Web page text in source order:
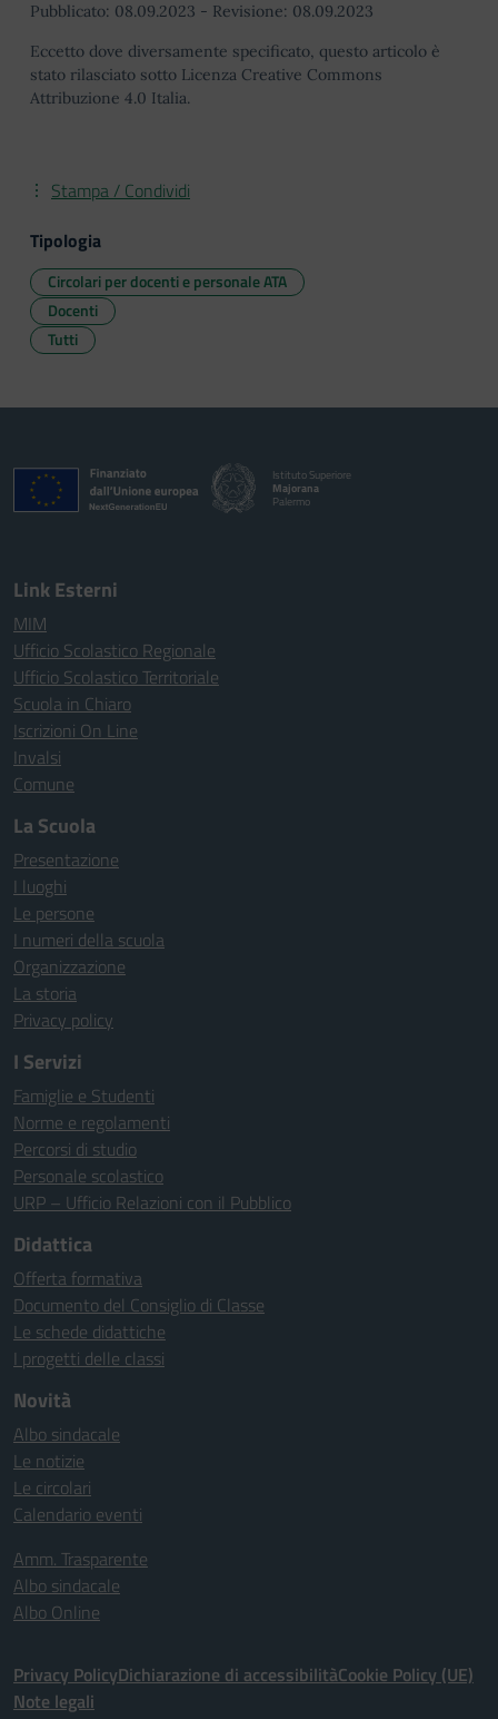
Pubblicato: 08.09.2023 - Revisione: 08.09.2023
Eccetto dove diversamente specificato, questo articolo è
stato rilasciato sotto Licenza Creative Commons
Attribuzione 4.0 Italia.
Stampa / Condividi
Tipologia
Circolari per docenti e personale ATA
Docenti
Tutti
Istituto Superiore
Majorana
Palermo
Link Esterni
MIM
Ufficio Scolastico Regionale
Ufficio Scolastico Territoriale
Scuola in Chiaro
Iscrizioni On Line
Invalsi
Comune
La Scuola
Presentazione
I luoghi
Le persone
I numeri della scuola
Organizzazione
La storia
Privacy policy
I Servizi
Famiglie e Studenti
Norme e regolamenti
Percorsi di studio
Personale scolastico
URP – Ufficio Relazioni con il Pubblico
Didattica
Offerta formativa
Documento del Consiglio di Classe
Le schede didattiche
I progetti delle classi
Novità
Albo sindacale
Le notizie
Le circolari
Calendario eventi
Amm. Trasparente
Albo sindacale
Albo Online
Privacy PolicyDichiarazione di accessibilitàCookie Policy (UE)
Note legali